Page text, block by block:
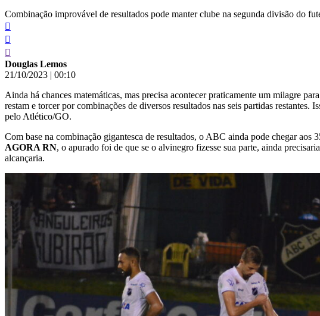
Combinação improvável de resultados pode manter clube na segunda divisão do
Douglas Lemos
21/10/2023 | 00:10
Ainda há chances matemáticas, mas precisa acontecer praticamente um milagre
restam e torcer por combinações de diversos resultados nas seis partidas
pelo Atlético/GO.
Com base na combinação gigantesca de resultados, o ABC ainda pode chegar
AGORA RN, o apurado foi de que se o alvinegro fizesse sua parte, ainda
alcançaria.